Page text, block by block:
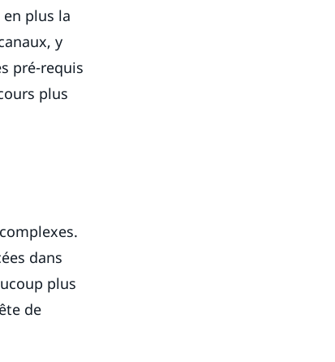
plus la
y
pré-requis
plus
dans
plus
de